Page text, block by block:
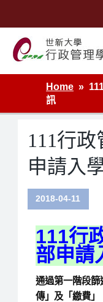
世新大學行政管理學
Home
訊
111行
申請入
2018-04-11
111行
部申請
通過第一階段篩
傳」及「繳費」